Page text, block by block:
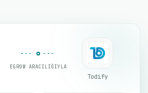
EGROW ARACILIĞIYLA
Todify